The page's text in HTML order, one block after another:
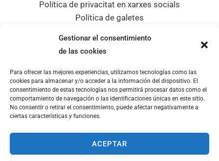
Gestionar el consentimiento
de las cookies
Para ofrecer las mejores experiencias, utilizamos tecnologías como las
cookies para almacenar y/o acceder a la información del dispositivo. El
consentimiento de estas tecnologías nos permitirá procesar datos como el
comportamiento de navegación o las identificaciones únicas en este sitio.
No consentir o retirar el consentimiento, puede afectar negativamente a
ciertas características y funciones.
ACEPTAR
Política de privacitat en xarxes socials
Política de galetes
Dades de contacte
Adreça
C/ Sant Sebastià, 14 08310 Argentona
Telèfon
937970603
Email
info@aiguesargentona.cat